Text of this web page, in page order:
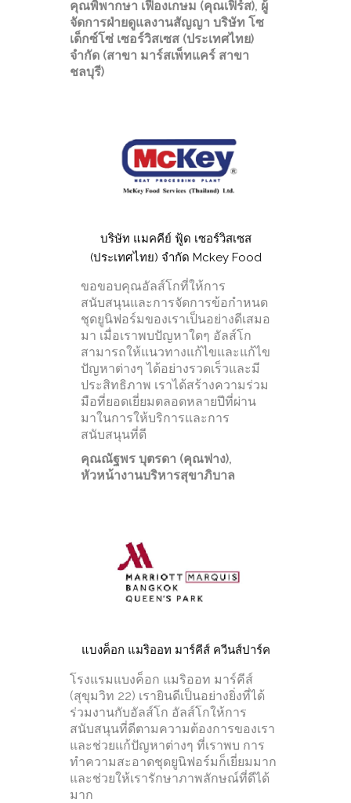
คุณพิพากษา เฟื่องเกษม (คุณเฟิร์ส), ผู้
จัดการฝ่ายดูแลงานสัญญา บริษัท โซ
เด็กซ์โซ่ เซอร์วิสเซส (ประเทศไทย)
จำกัด (สาขา มาร์สเพ็ทแคร์ สาขา
ชลบุรี)
บริษัท แมคคีย์ ฟู้ด เซอร์วิสเซส
(ประเทศไทย) จำกัด Mckey Food
ขอขอบคุณอัลส์โกที่ให้การ
สนับสนุนและการจัดการข้อกำหนด
ชุดยูนิฟอร์มของเราเป็นอย่างดีเสมอ
มา เมื่อเราพบปัญหาใดๆ อัลส์โก
สามารถให้แนวทางแก้ไขและแก้ไข
ปัญหาต่างๆ ได้อย่างรวดเร็วและมี
ประสิทธิภาพ เราได้สร้างความร่วม
มือที่ยอดเยี่ยมตลอดหลายปีที่ผ่าน
มาในการให้บริการและการ
สนับสนุนที่ดี
คุณณัฐพร บุตรดา (คุณฟาง),
หัวหน้างานบริหารสุขาภิบาล
แบงค็อก แมริออท มาร์คีส์ ควีนส์ปาร์ค
โรงแรมแบงค็อก แมริออท มาร์คีส์
(สุขุมวิท 22) เรายินดีเป็นอย่างยิ่งที่ได้
ร่วมงานกับอัลส์โก อัลส์โกให้การ
สนับสนุนที่ดีตามความต้องการของเรา
และช่วยแก้ปัญหาต่างๆ ที่เราพบ การ
ทำความสะอาดชุดยูนิฟอร์มก็เยี่ยมมาก
และช่วยให้เรารักษาภาพลักษณ์ที่ดีได้
มาก